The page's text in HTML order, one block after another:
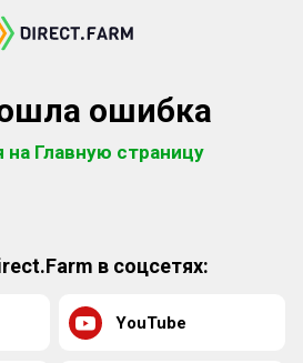
ошибка
на Главную страницу
в соцсетях:
YouTube